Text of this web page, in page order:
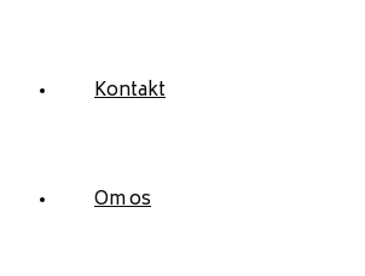
Kontakt
Om os